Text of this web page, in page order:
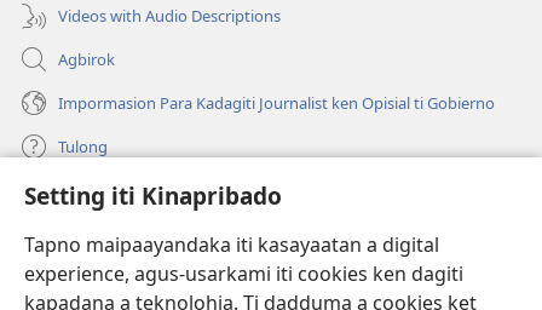
Setting iti Kinapribado
Tapno maipaayandaka iti kasayaatan a digital
experience, agus-usarkami iti cookies ken dagiti
kapadana a teknolohia. Ti dadduma a cookies ket
Videos with Audio Descriptions
Agbirok
Impormasion Para Kadagiti Journalist ken Opisial ti Gobierno
Tulong
Donasion
(manglukat
iti
baro
a
Watchtower ONLINE A LIBRARIA
(manglukat